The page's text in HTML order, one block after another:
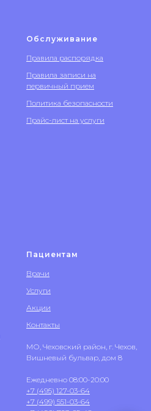
Обслуживание
Правила распорядка
Правила записи на
первичный прием
Политика безопасности
Прайс-лист на услуги
Пациентам
Врачи
Услуги
Акции
Контакты
МО, Чеховский район, г. Чехов,
Вишневый бульвар, дом 8
Ежедневно 08:00-20:00
+7 (495) 127-03-64
+7 (499) 551-03-64